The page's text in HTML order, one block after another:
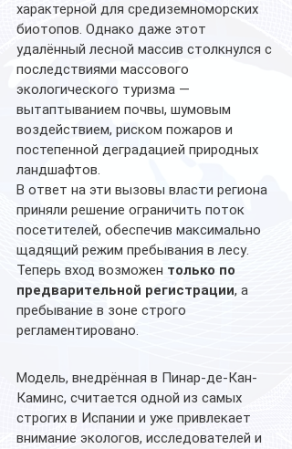
характерной для средиземноморских
биотопов. Однако даже этот
удалённый лесной массив столкнулся с
последствиями массового
экологического туризма —
вытаптыванием почвы, шумовым
воздействием, риском пожаров и
постепенной деградацией природных
ландшафтов.
В ответ на эти вызовы власти региона
приняли решение ограничить поток
посетителей, обеспечив максимально
щадящий режим пребывания в лесу.
Теперь вход возможен только по
предварительной регистрации, а
пребывание в зоне строго
регламентировано.
Модель, внедрённая в Пинар-де-Кан-
Каминс, считается одной из самых
строгих в Испании и уже привлекает
внимание экологов, исследователей и